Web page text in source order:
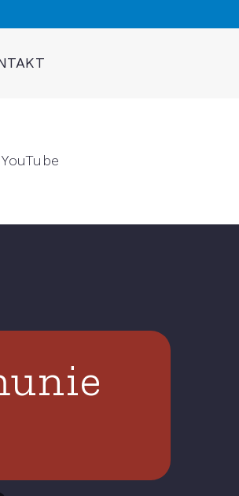
YouTube